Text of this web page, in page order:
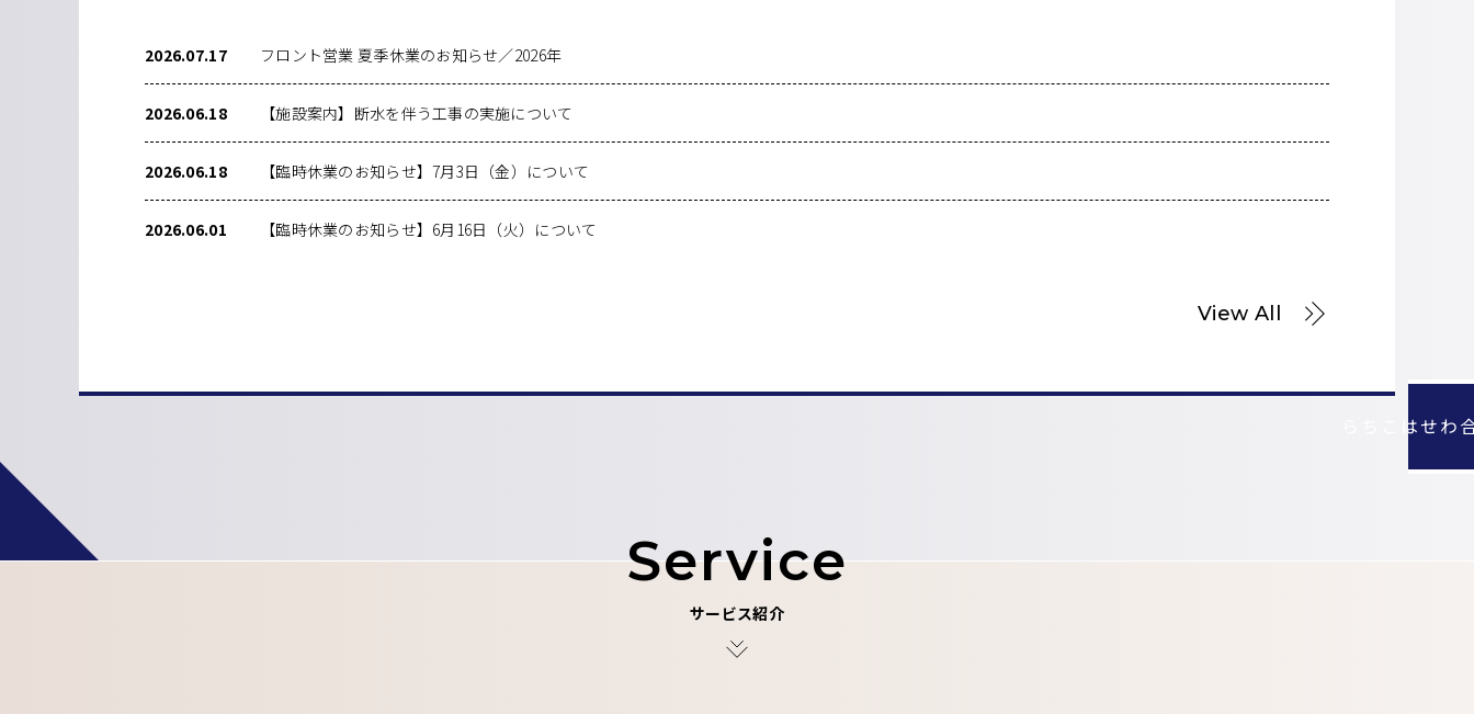
2026.07.17 フロント営業 夏季休業のお知らせ／2026年
2026.06.18 【施設案内】断水を伴う工事の実施について
2026.06.18 【臨時休業のお知らせ】7月3日（金）について
2026.06.01 【臨時休業のお知らせ】6月16日（火）について
View All
Service
サービス紹介